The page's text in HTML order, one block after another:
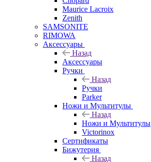
Maurice Lacroix
Zenith
SAMSONITE
RIMOWA
Аксессуары
Назад
Аксессуары
Ручки
Назад
Ручки
Parker
Ножи и Мультитулы
Назад
Ножи и Мультитулы
Victorinox
Сертификаты
Бижутерия
Назад